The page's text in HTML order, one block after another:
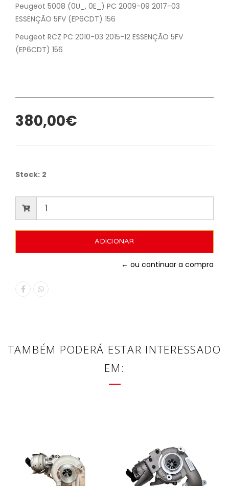
Peugeot 5008 (0U_, 0E_) PC 2009-09 2017-03
ESSENÇÃO 5FV (EP6CDT) 156
Peugeot RCZ PC 2010-03 2015-12 ESSENÇÃO 5FV
(EP6CDT) 156
380,00€
Stock: 2
← ou continuar a compra
TAMBÉM PODERÁ ESTAR INTERESSADO
EM: